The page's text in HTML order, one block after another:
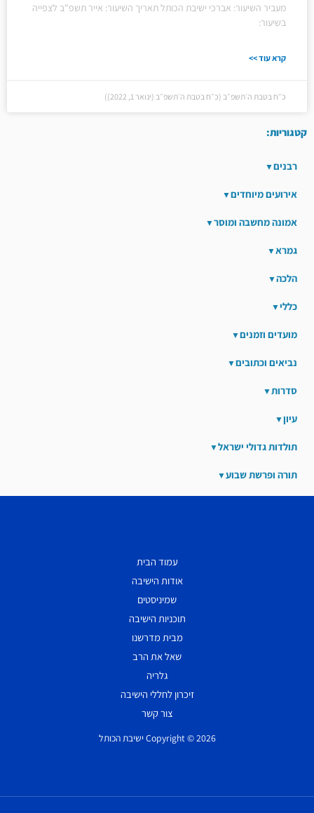
מעביר השיעור: אברכי ישיבת הכותל תאריך השיעור: אייר תשפ"ב לצפייה
בשיעור:
קרא עוד >>
כ״ח בטבת ה׳תשפ״ב (כ״ח בטבת ה׳תשפ״ב (ינואר 1, 2022))
קטגוריות:
רבנים
אירועים מיוחדים
אמונה מחשבה ומוסר
גמרא
הלכה
כללי
מועדים וזמנים
נביאים וכתובים
סדרות
עיון
תולדות גדולי ישראל
תורה ופרשת שבוע
עמוד הבית
אודות הישיבה
שמיניסטים
תוכניות הישיבה
מבית מדרשנו
שאל את הרב
גלריה
זיכרון לחללי הישיבה
צור קשר
Copyright © 2026 ישיבת הכותל